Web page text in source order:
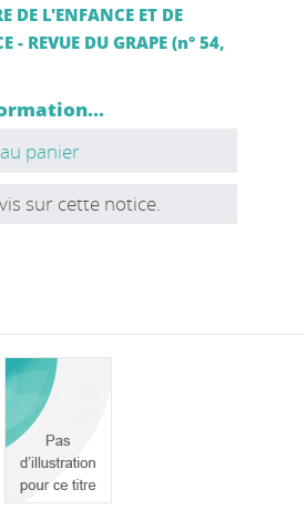
DE L'ENFANCE ET DE
- REVUE DU GRAPE (n° 54,
panier
sur cette notice.